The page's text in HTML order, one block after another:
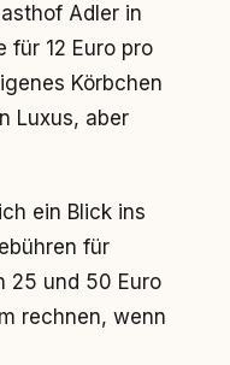
Adler in
für 12 Euro pro
Körbchen
Luxus, aber
ein Blick ins
für
25 und 50 Euro
rechnen, wenn